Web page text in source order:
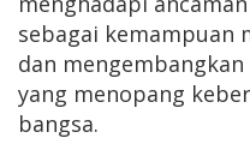
sebagai kemampuan
dan
yang menopang
bangsa.